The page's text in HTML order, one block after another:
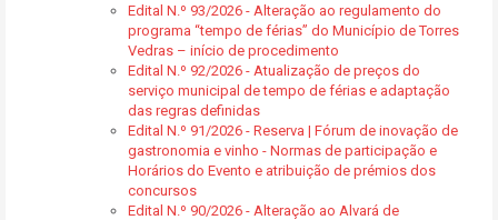
Edital N.º 93/2026 - Alteração ao regulamento do
programa “tempo de férias” do Município de Torres
Vedras – início de procedimento
Edital N.º 92/2026 - Atualização de preços do
serviço municipal de tempo de férias e adaptação
das regras definidas
Edital N.º 91/2026 - Reserva | Fórum de inovação de
gastronomia e vinho - Normas de participação e
Horários do Evento e atribuição de prémios dos
concursos
Edital N.º 90/2026 - Alteração ao Alvará de